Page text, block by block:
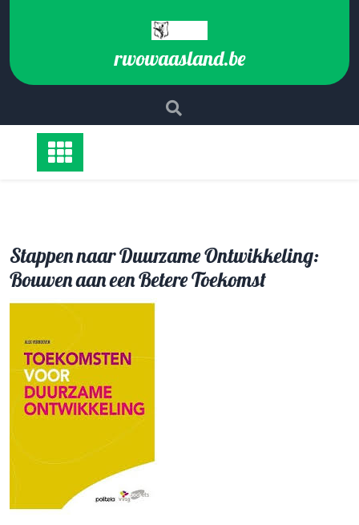
inhoud
rwowaasland.be
Stappen naar Duurzame Ontwikkeling:
Bouwen aan een Betere Toekomst